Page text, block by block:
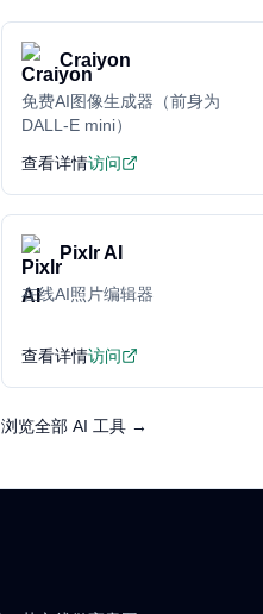
Craiyon
免费AI图像生成器（前身为
DALL-E mini）
查看详情访问
Pixlr AI
在线AI照片编辑器
查看详情访问
浏览全部 AI 工具 →